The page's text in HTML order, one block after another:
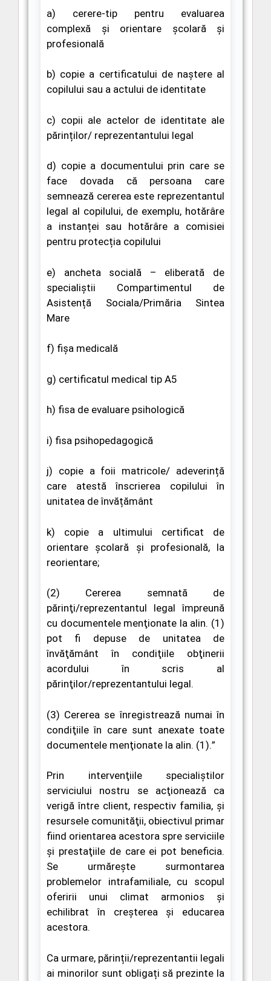
a) cerere-tip pentru evaluarea
complexă și orientare școlară și
profesională
b) copie a certificatului de naștere al
copilului sau a actului de identitate
c) copii ale actelor de identitate ale
părinților/ reprezentantului legal
d) copie a documentului prin care se
face dovada că persoana care
semnează cererea este reprezentantul
legal al copilului, de exemplu, hotărâre
a instanței sau hotărâre a comisiei
pentru protecția copilului
e) ancheta socială – eliberată de
specialiștii Compartimentul de
Asistență Sociala/Primăria Sintea
Mare
f) fișa medicală
g) certificatul medical tip A5
h) fisa de evaluare psihologică
i) fisa psihopedagogică
j) copie a foii matricole/ adeverință
care atestă înscrierea copilului în
unitatea de învățământ
k) copie a ultimului certificat de
orientare școlară și profesională, la
reorientare;
(2) Cererea semnată de
părinţi/reprezentantul legal împreună
cu documentele menţionate la alin. (1)
pot fi depuse de unitatea de
învăţământ în condiţiile obţinerii
acordului în scris al
părinţilor/reprezentantului legal.
(3) Cererea se înregistrează numai în
condiţiile în care sunt anexate toate
documentele menţionate la alin. (1).”
Prin intervenţiile specialiştilor
serviciului nostru se acţionează ca
verigă între client, respectiv familia, şi
resursele comunităţii, obiectivul primar
fiind orientarea acestora spre serviciile
şi prestaţiile de care ei pot beneficia.
Se urmărește surmontarea
problemelor intrafamiliale, cu scopul
oferirii unui climat armonios şi
echilibrat în creşterea şi educarea
acestora.
Ca urmare, părinții/reprezentantii legali
ai minorilor sunt obligați să prezinte la